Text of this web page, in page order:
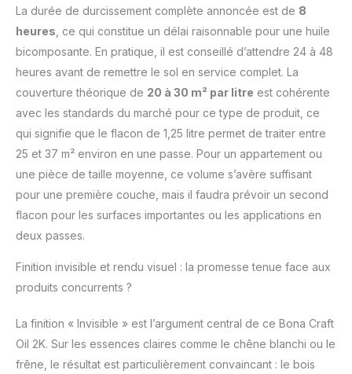
La durée de durcissement complète annoncée est de 8
heures , ce qui constitue un délai raisonnable pour une huile
bicomposante. En pratique, il est conseillé d’attendre 24 à 48
heures avant de remettre le sol en service complet. La
couverture théorique de 20 à 30 m² par litre est cohérente
avec les standards du marché pour ce type de produit, ce
qui signifie que le flacon de 1,25 litre permet de traiter entre
25 et 37 m² environ en une passe. Pour un appartement ou
une pièce de taille moyenne, ce volume s’avère suffisant
pour une première couche, mais il faudra prévoir un second
flacon pour les surfaces importantes ou les applications en
deux passes.
Finition invisible et rendu visuel : la promesse tenue face aux
produits concurrents ?
La finition « Invisible » est l’argument central de ce Bona Craft
Oil 2K. Sur les essences claires comme le chêne blanchi ou le
frêne, le résultat est particulièrement convaincant : le bois